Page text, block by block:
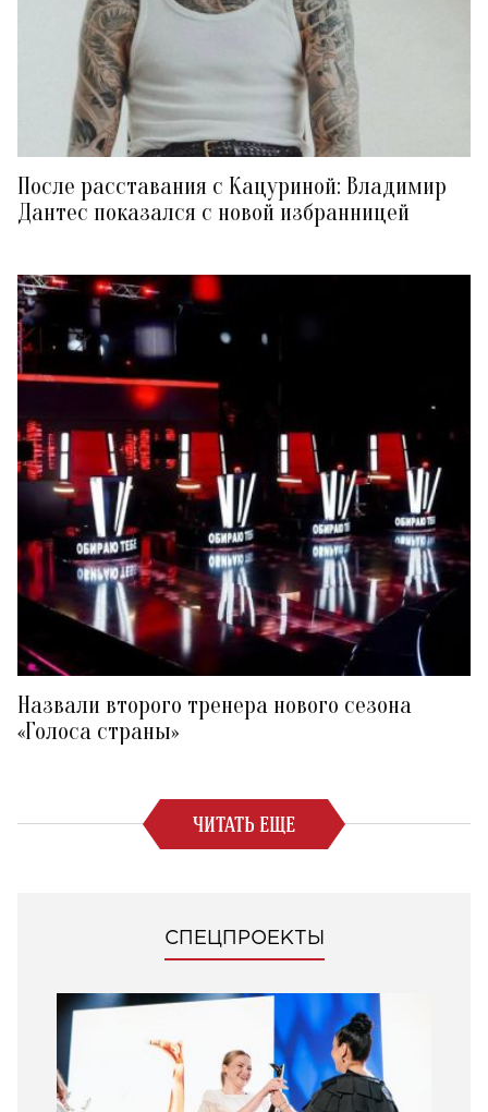
После расставания с Кацуриной: Владимир
Дантес показался с новой избранницей
Назвали второго тренера нового сезона
«Голоса страны»
ЧИТАТЬ ЕЩЕ
СПЕЦПРОЕКТЫ